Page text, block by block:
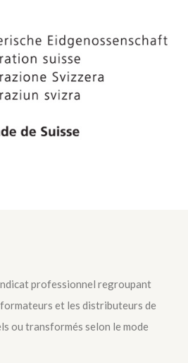
professionnel regroupant
et les distributeurs de
ou transformés selon le mode